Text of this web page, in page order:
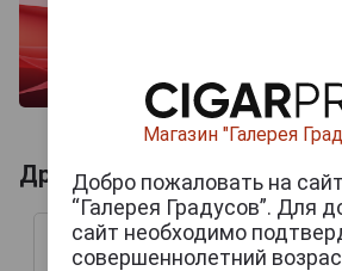
Другие продукты бренда
Магазин "Галерея
Добро пожаловать на
“Галерея Градусов”. Для
сайт необходимо
совершеннолетний